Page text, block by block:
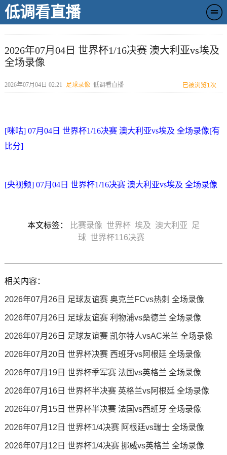
低调看直播
2026年07月04日 世界杯1/16决赛 澳大利亚vs埃及
全场录像
2026年07月04日 02:21 足球录像 低调看直播 已被浏览1次
[咪咕] 07月04日 世界杯1/16决赛 澳大利亚vs埃及 全场录像[有
比分]
[央视频] 07月04日 世界杯1/16决赛 澳大利亚vs埃及 全场录像
本文标签： 比赛录像 世界杯 埃及 澳大利亚
足
球 世界杯116决赛
相关内容：
2026年07月26日 足球友谊赛 奥克兰FCvs热刺 全场录像
2026年07月26日 足球友谊赛 利物浦vs桑德兰 全场录像
2026年07月26日 足球友谊赛 凯尔特人vsAC米兰 全场录像
2026年07月20日 世界杯决赛 西班牙vs阿根廷 全场录像
2026年07月19日 世界杯季军赛 法国vs英格兰 全场录像
2026年07月16日 世界杯半决赛 英格兰vs阿根廷 全场录像
2026年07月15日 世界杯半决赛 法国vs西班牙 全场录像
2026年07月12日 世界杯1/4决赛 阿根廷vs瑞士 全场录像
2026年07月12日 世界杯1/4决赛 挪威vs英格兰 全场录像